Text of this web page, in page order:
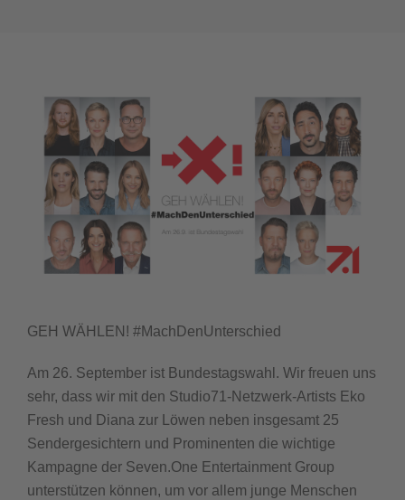
GEH WÄHLEN! #MachDenUnterschied
Am 26. September ist Bundestagswahl. Wir freuen uns
sehr, dass wir mit den Studio71-Netzwerk-Artists Eko
Fresh und Diana zur Löwen neben insgesamt 25
Sendergesichtern und Prominenten die wichtige
Kampagne der Seven.One Entertainment Group
unterstützen können, um vor allem junge Menschen